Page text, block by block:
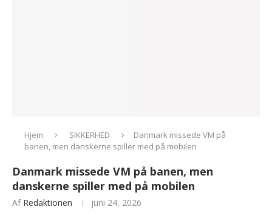
Hjem SIKKERHED
Danmark missede VM på
banen, men danskerne spiller med på mobilen
Danmark missede VM på banen, men
danskerne spiller med på mobilen
Af Redaktionen juni 24, 2026